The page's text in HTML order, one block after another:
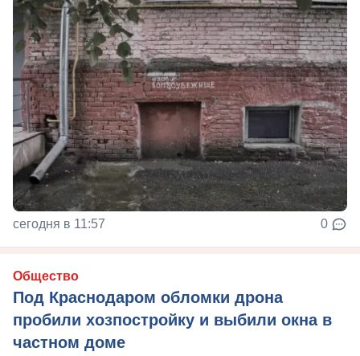
сегодня в 11:57 0
Общество
Под Краснодаром обломки дрона
пробили хозпостройку и выбили окна в
частном доме